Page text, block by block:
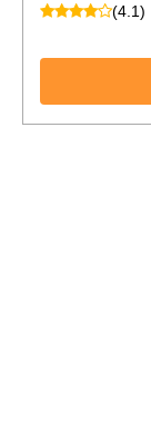
(4.1)